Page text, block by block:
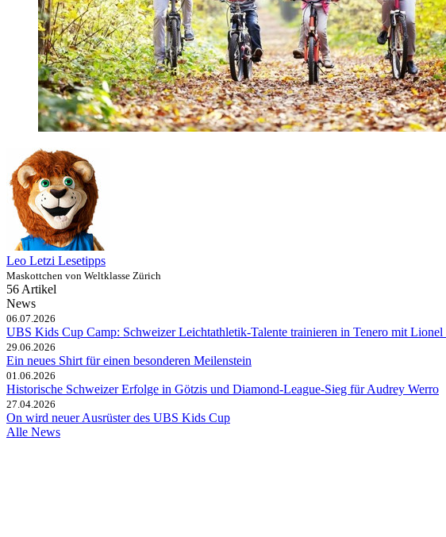
Leo Letzi Lesetipps
Maskottchen von Weltklasse Zürich
56 Artikel
News
06.07.2026
UBS Kids Cup Camp: Schweizer Leichtathletik-Talente trainieren in Tenero mit Lionel
29.06.2026
Ein neues Shirt für einen besonderen Meilenstein
01.06.2026
Historische Schweizer Erfolge in Götzis und Diamond-League-Sieg für Audrey Werro
27.04.2026
On wird neuer Ausrüster des UBS Kids Cup
Alle News